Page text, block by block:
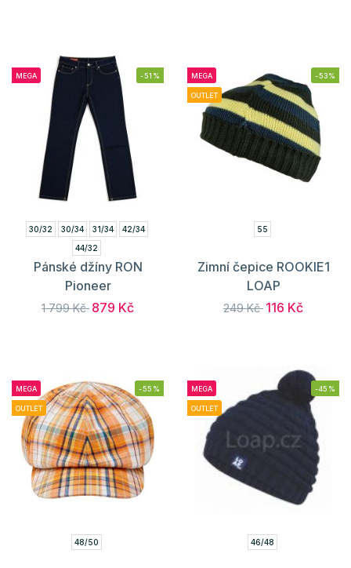
MEGA -51%
30/32 30/34 31/34
42/34
44/32
Pánské džíny RON
Pioneer
1 799 Kč 879 Kč
MEGA
OUTLET
-53%
55
Zimní čepice ROOKIE1
LOAP
249 Kč 116 Kč
MEGA
OUTLET
-55%
48/50
MEGA
OUTLET
-45%
46/48